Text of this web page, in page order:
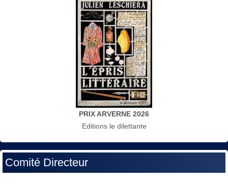
PRIX ARVERNE 2026
Editions le dilettante
Comité Directeur